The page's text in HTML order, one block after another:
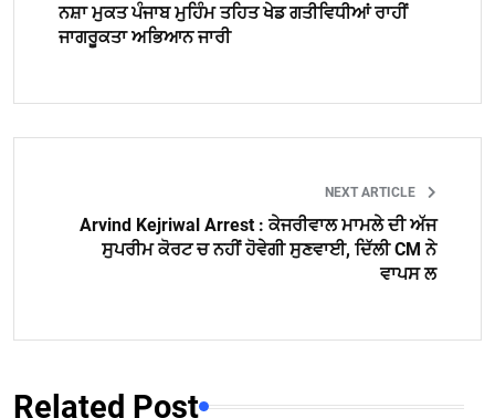
ਨਸ਼ਾ ਮੁਕਤ ਪੰਜਾਬ ਮੁਹਿੰਮ ਤਹਿਤ ਖੇਡ ਗਤੀਵਿਧੀਆਂ ਰਾਹੀਂ
ਜਾਗਰੂਕਤਾ ਅਭਿਆਨ ਜਾਰੀ
NEXT ARTICLE
Arvind Kejriwal Arrest : ਕੇਜਰੀਵਾਲ ਮਾਮਲੇ ਦੀ ਅੱਜ
ਸੁਪਰੀਮ ਕੋਰਟ ਚ ਨਹੀਂ ਹੋਵੇਗੀ ਸੁਣਵਾਈ, ਦਿੱਲੀ CM ਨੇ
ਵਾਪਸ ਲ
Related Post